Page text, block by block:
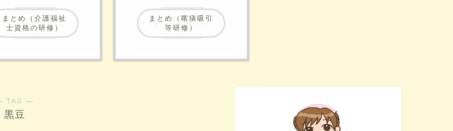
まとめ（介護福祉
士資格の研修）
まとめ（喀痰吸引
等研修）
TAG ―
黒豆